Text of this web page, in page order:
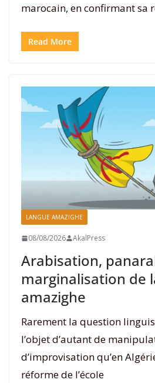
marocain, en confirmant sa
Read More
LANGUE AMAZIGHE
08/08/2026 AkalPress
Arabisation,
marginalisation de
amazighe
Rarement la question
l’objet d’autant de
d’improvisation qu’en
réforme de l’école